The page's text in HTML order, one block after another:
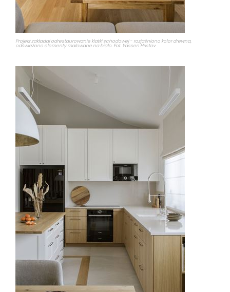
Projekt zakładał odrestaurowanie klatki schodowej - rozjaśniono kolor drewna,
odświeżono elementy malowane na biało. Fot. Yassen Hristov